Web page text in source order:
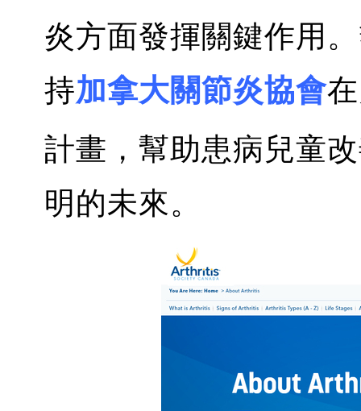
炎方面發揮關鍵作用
持加拿大關節炎協會
計畫，幫助患病兒童
明的未來。